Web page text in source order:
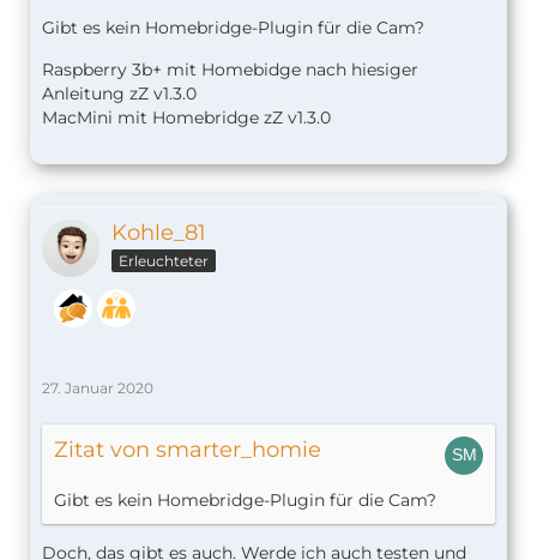
Gibt es kein Homebridge-Plugin für die Cam?
Raspberry 3b+ mit Homebidge nach hiesiger
Anleitung zZ v1.3.0
MacMini mit Homebridge zZ v1.3.0
Kohle_81
Erleuchteter
27. Januar 2020
Zitat von smarter_homie
Gibt es kein Homebridge-Plugin für die Cam?
Doch, das gibt es auch. Werde ich auch testen und